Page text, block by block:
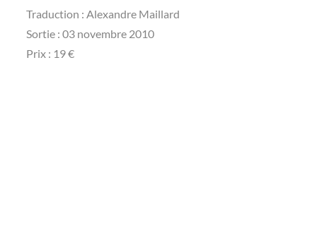
Traduction : Alexandre Maillard
Sortie : 03 novembre 2010
Prix : 19 €